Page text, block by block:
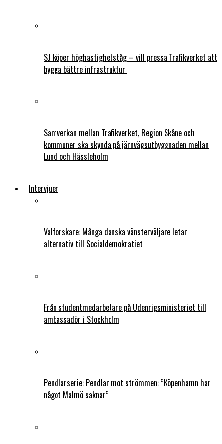
SJ köper höghastighetståg – vill pressa Trafikverket att
bygga bättre infrastruktur
Samverkan mellan Trafikverket, Region Skåne och
kommuner ska skynda på järnvägsutbyggnaden mellan
Lund och Hässleholm
Intervjuer
Valforskare: Många danska vänsterväljare letar
alternativ till Socialdemokratiet
Från studentmedarbetare på Udenrigsministeriet till
ambassadör i Stockholm
Pendlarserie: Pendlar mot strömmen: ”Köpenhamn har
något Malmö saknar”